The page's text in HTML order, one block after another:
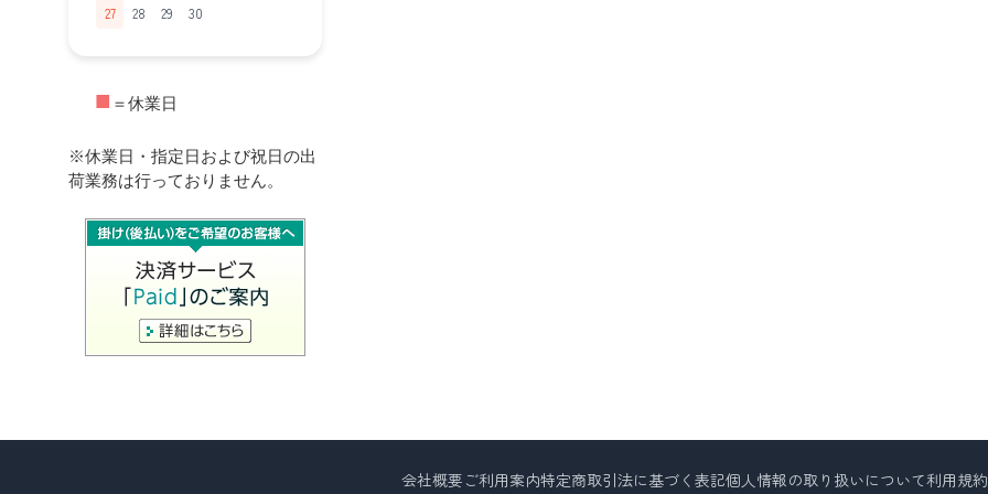
27
28 29 30
■ ＝休業日
※休業日・指定日および祝日の出
荷業務は行っておりません。
会社概要 ご利用案内特定商取引法に基づく表記個人情報の取り扱いについて利用規約